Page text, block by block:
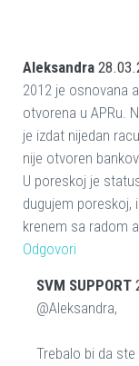
Aleksandra
2012 je osnovana
otvorena u APRu.
je izdat nijedan
nije otvoren
U poreskoj je
dugujem poreskoj,
krenem sa radom
Odgovori
SVM SUPPORT
@Aleksandra,
Trebalo bi da